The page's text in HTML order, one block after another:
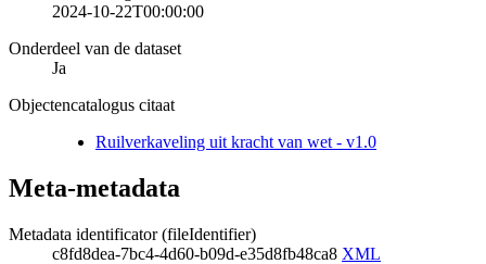
2024-10-22T00:00:00
Onderdeel van de dataset
Ja
Objectencatalogus citaat
Ruilverkaveling uit kracht van wet - v1.0
Meta-metadata
Metadata identificator (fileIdentifier)
c8fd8dea-7bc4-4d60-b09d-e35d8fb48ca8 XML